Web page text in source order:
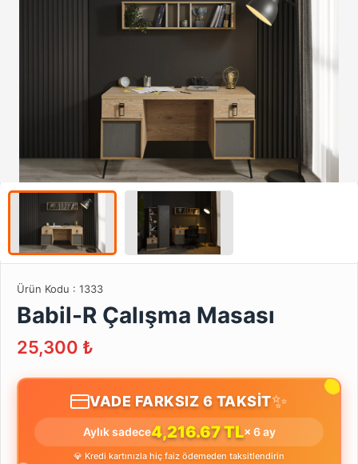
Ürün Kodu : 1333
Babil-R Çalışma Masası
25,300 ₺
VADE FARKSIZ 6 TAKSİT✨
Aylık sadece4,216.67 TL× 6 ay
💎 Kredi kartınızla hiç faiz ödemeden taksitlendirin